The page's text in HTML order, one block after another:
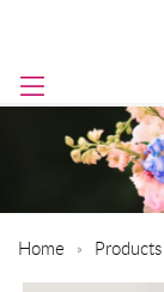
Home Products